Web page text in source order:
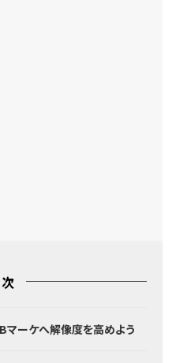
ーケへ解像度を高めよう